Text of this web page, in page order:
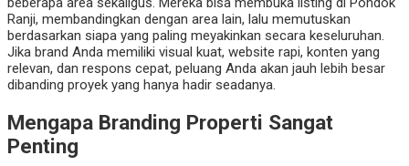
Ranji, membandingkan dengan area lain, lalu memutuskan
berdasarkan siapa yang paling meyakinkan secara keseluruhan.
Jika brand Anda memiliki visual kuat, website rapi, konten yang
relevan, dan respons cepat, peluang Anda akan jauh lebih besar
dibanding proyek yang hanya hadir seadanya.
Mengapa Branding Properti Sangat
Penting